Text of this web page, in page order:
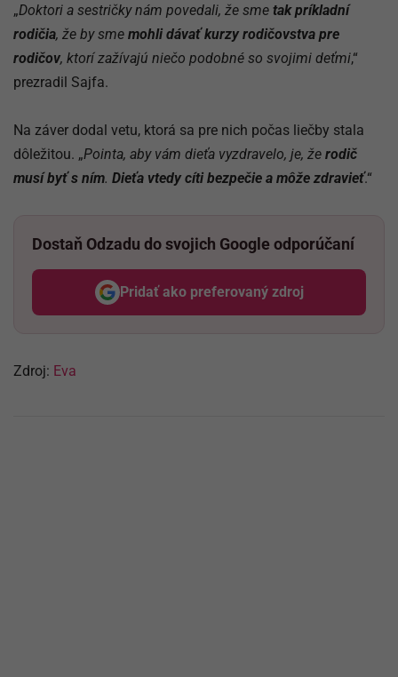
„Doktori a sestričky nám povedali, že sme tak príkladní
rodičia, že by sme mohli dávať kurzy rodičovstva pre
rodičov, ktorí zažívajú niečo podobné so svojimi deťmi,“
prezradil Sajfa.
Na záver dodal vetu, ktorá sa pre nich počas liečby stala
dôležitou. „Pointa, aby vám dieťa vyzdravelo, je, že rodič
musí byť s ním. Dieťa vtedy cíti bezpečie a môže zdravieť.“
Dostaň Odzadu do svojich Google odporúčaní
Pridať ako preferovaný zdroj
Odzadu, odkaz sa otvorí v
Zdroj: Eva